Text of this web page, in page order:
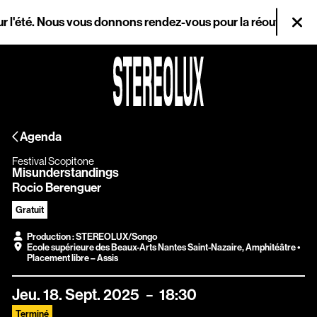
Nous vous donnons rendez-vous pour la réouverture le
Agenda
Festival Scopitone
Misunderstandings
Rocio Berenguer
Gratuit
Production : STEREOLUX/Songo
Ecole supérieure des Beaux-Arts Nantes Saint-Nazaire,Amphitéâtre•
Placement libre – Assis
Jeu.18.Sept.2025 18:30
Terminé
Agenda
Magazine
Stereolux
Arts & cultures
numériques
Infos pratiques